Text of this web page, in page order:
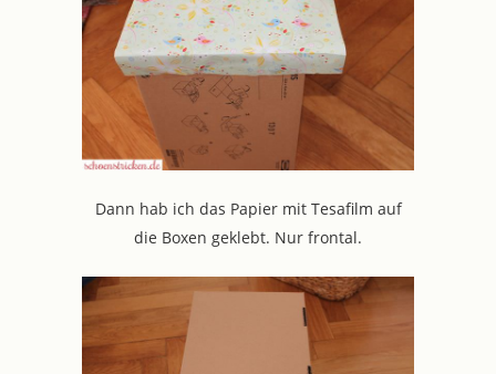
Dann hab ich das Papier mit Tesafilm auf
die Boxen geklebt. Nur frontal.